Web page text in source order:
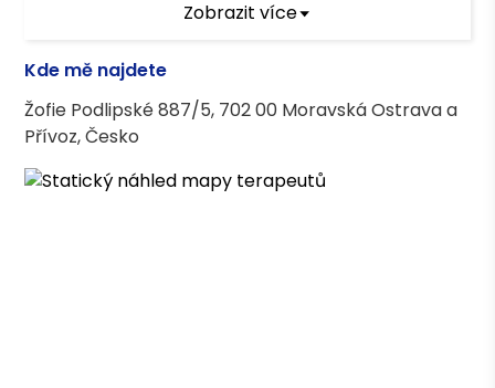
Terapeutické kurzy
Další profesní vzdělání s certifikáty v
rozsahu cca 200 hodin
Zobrazit více
Kde mě najdete
Žofie Podlipské 887/5, 702 00 Moravská Ostrava a
Přívoz, Česko